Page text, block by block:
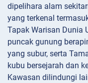
dipelihara alam
yang terkenal
Tapak Warisan Dunia
puncak gunung
yang subur, serta
kubu bersejarah dan
Kawasan dilindungi